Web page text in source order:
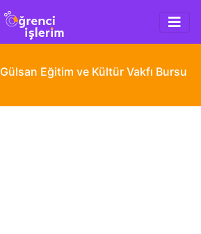
Gülsan Eğitim ve Kültür Vakfı Bursu